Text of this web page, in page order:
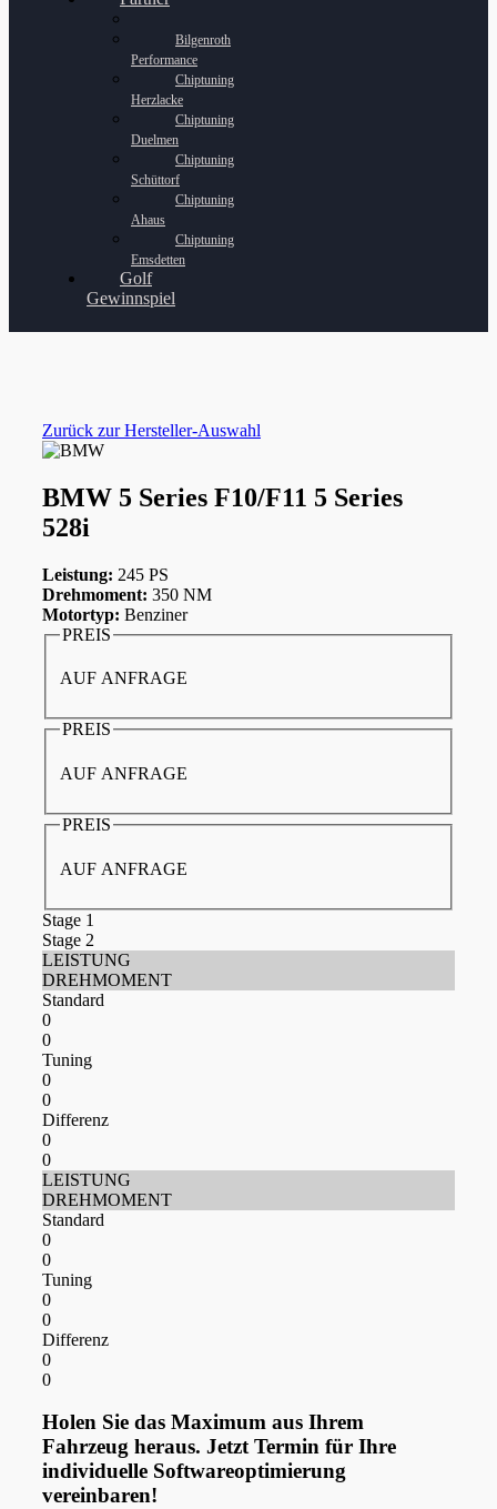
Bilgenroth
Performance
Chiptuning
Herzlacke
Chiptuning
Duelmen
Chiptuning
Schüttorf
Chiptuning
Ahaus
Chiptuning
Emsdetten
Golf
Gewinnspiel
Zurück zur Hersteller-Auswahl
BMW 5 Series F10/F11 5 Series
528i
Leistung: 245 PS
Drehmoment: 350 NM
Motortyp: Benziner
PREIS
AUF ANFRAGE
PREIS
AUF ANFRAGE
PREIS
AUF ANFRAGE
Stage 1
Stage 2
LEISTUNG
DREHMOMENT
Standard
0
0
Tuning
0
0
Differenz
0
0
LEISTUNG
DREHMOMENT
Standard
0
0
Tuning
0
0
Differenz
0
0
Holen Sie das Maximum aus Ihrem
Fahrzeug heraus. Jetzt Termin für Ihre
individuelle Softwareoptimierung
vereinbaren!